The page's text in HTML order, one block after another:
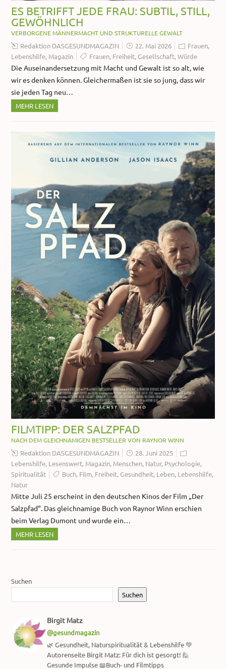
ES BETRIFFT JEDE FRAU: SUBTIL, STILL,
GEWÖHNLICH
VERBORGENE MÄNNERMACHT UND STRUKTURELLE GEWALT
Redaktion DASGESUNDMAGAZIN 22. Mai 2026 Frauen,
Lebenshilfe, Magazin Frauen, Freiheit,Gesellschaft,Würde
Die Auseinandersetzung mit Macht und Gewalt ist so alt, wie
wir es denken können. Gleichermaßen ist sie so jung, dass wir
sie jeden Tag neu…
MEHR LESEN
FILMTIPP: DER SALZPFAD
NACH DEM GLEICHNAMIGEN BESTSELLER VON RAYNOR WINN
Redaktion DASGESUNDMAGAZIN
28. Juni 2025
Lebenshilfe, Lesenswert, Magazin, Menschen, Natur, Psychologie,
Spiritualität
Buch, Film, Freiheit,Gesundheit, Leben, Lebenshilfe,
Natur
Mitte Juli 25 erscheint in den deutschen Kinos der Film „Der
Salzpfad“. Das gleichnamige Buch von Raynor Winn erschien
beim Verlag Dumont und wurde ein…
MEHR LESEN
Suchen
Suchen
Birgit Matz
@gesundmagazin
🌿 Gesundheit, Naturspiritualität & Lebenshilfe 💚
Autorenseite Birgit Matz: Für dich ist gesorgt! 🙋
Gesunde Impulse 📖Buch- und Filmtipps